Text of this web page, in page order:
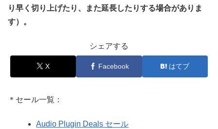
り早く切り上げたり、また延長したりする場合がありま
す）。
シェアする
X Facebook はてブ
＊セール一覧：
Audio Plugin Deals セール